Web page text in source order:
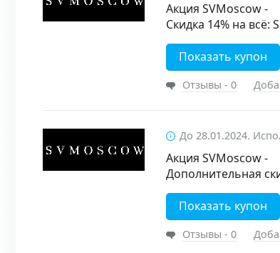
Акция SVMoscow -
Скидка 14% на всё:
Показать купон
Отзывы - 0
До 28.01.2024.
Акция SVMoscow -
Дополнительная
Показать купон
Отзывы - 0